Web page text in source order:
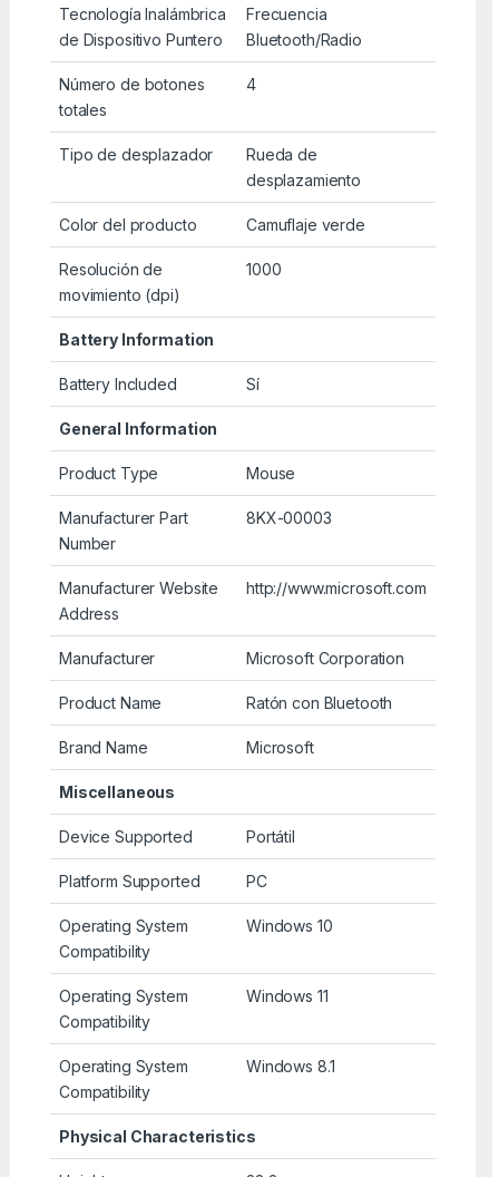
Tecnología Inalámbrica
de Dispositivo Puntero
Frecuencia
Bluetooth/Radio
Número de botones
totales
4
Tipo de desplazador
Rueda de
desplazamiento
Color del producto Camuflaje verde
Resolución de
movimiento (dpi)
1000
Battery Information
Battery Included Sí
General Information
Product Type Mouse
Manufacturer Part
Number
8KX-00003
Manufacturer Website
Address
http://www.microsoft.com
Manufacturer Microsoft Corporation
Product Name Ratón con Bluetooth
Brand Name Microsoft
Miscellaneous
Device Supported Portátil
Platform Supported PC
Operating System
Compatibility
Windows 10
Operating System
Compatibility
Windows 11
Operating System
Compatibility
Windows 8.1
Physical Characteristics